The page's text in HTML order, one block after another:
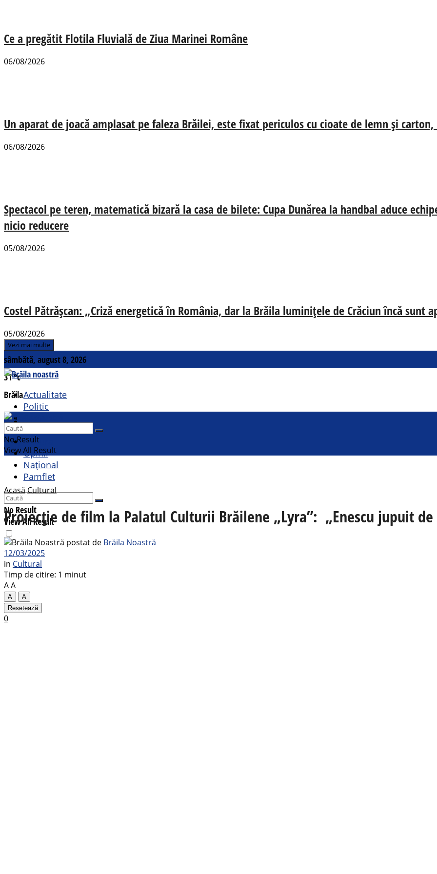
Ce a pregătit Flotila Fluvială de Ziua Marinei Române
06/08/2026
Un aparat de joacă amplasat pe faleza Brăilei, este fixat periculos cu cioate de lemn și
06/08/2026
Spectacol pe teren, matematică bizară la casa de bilete: Cupa Dunărea la handbal aduce
nicio reducere
05/08/2026
Costel Pătrășcan: „Criză energetică în România, dar la Brăila luminițele de Crăciun încă sunt
05/08/2026
Vezi mai multe
sâmbătă, august 8, 2026
31°c
Brăila
Contact
Actualitate
Politic
Cultural
Opinii
Național
Pamflet
No Result
View All Result
No Result
View All Result
AcasăCultural
Proiecție de film la Palatul Culturii Brăilene „Lyra”: „Enescu jupuit de
postat de Brăila Noastră
12/03/2025
in Cultural
Timp de citire: 1 minut
AA
A
A
Resetează
0